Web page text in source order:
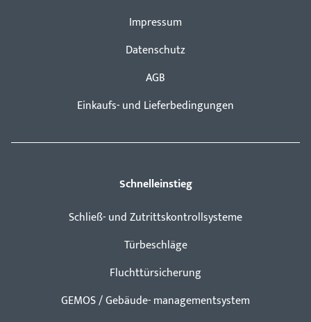
Impressum
Datenschutz
AGB
Einkaufs- und Lieferbedingungen
Schnelleinstieg
Schließ- und Zutrittskontrollsysteme
Türbeschläge
Fluchttürsicherung
GEMOS / Gebäude- managementsystem